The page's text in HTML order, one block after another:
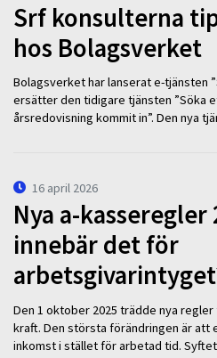
Srf konsulterna
hos Bolagsverket
Bolagsverket har lanserat e-tjänsten
ersätter den tidigare tjänsten ”Söka
årsredovisning kommit in”. Den nya
16 april 2026
Nya a-kasseregler
innebär det för
Den 1 oktober 2025 trädde nya
kraft. Den största förändringen är att
inkomst i stället för arbetad tid.